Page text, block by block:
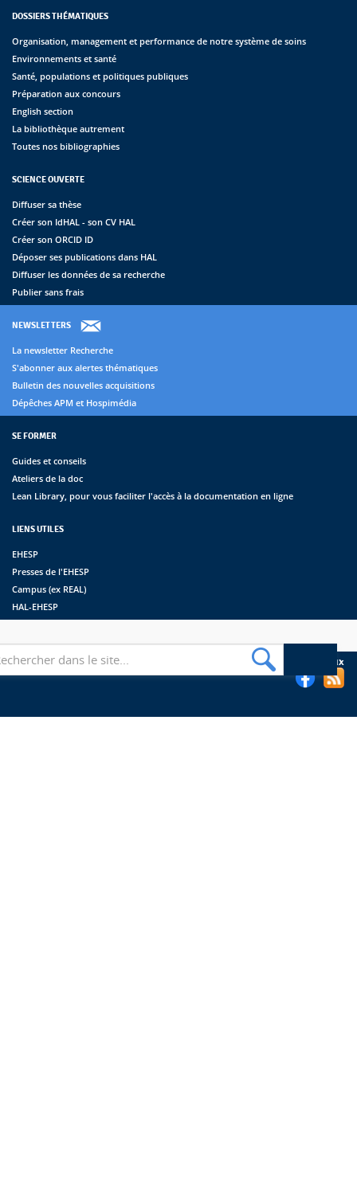
DOSSIERS THÉMATIQUES
Organisation, management et performance de notre système de soins
Environnements et santé
Santé, populations et politiques publiques
Préparation aux concours
English section
La bibliothèque autrement
Toutes nos bibliographies
SCIENCE OUVERTE
Diffuser sa thèse
Créer son IdHAL - son CV HAL
Créer son ORCID ID
Déposer ses publications dans HAL
Diffuser les données de sa recherche
Publier sans frais
NEWSLETTERS
La newsletter Recherche
S'abonner aux alertes thématiques
Bulletin des nouvelles acquisitions
Dépêches APM et Hospimédia
SE FORMER
Guides et conseils
Ateliers de la doc
Lean Library, pour vous faciliter l'accès à la documentation en ligne
LIENS UTILES
EHESP
Presses de l'EHESP
Campus (ex REAL)
HAL-EHESP
Suivez les bibliothèques de l'EHESP sur les réseaux sociaux